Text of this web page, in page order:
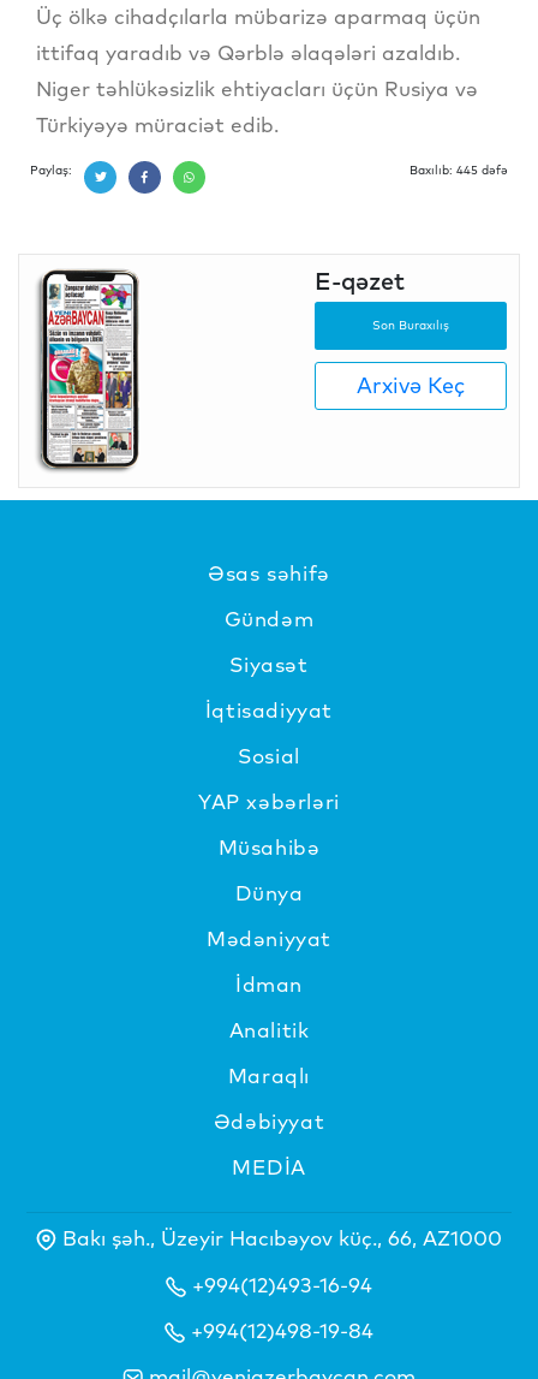
Üç ölkə cihadçılarla mübarizə aparmaq üçün
ittifaq yaradıb və Qərblə əlaqələri azaldıb.
Niger təhlükəsizlik ehtiyacları üçün Rusiya və
Türkiyəyə müraciət edib.
Paylaş: Baxılıb: 445 dəfə
E-qəzet
Son Buraxılış
Arxivə Keç
Əsas səhifə
Gündəm
Siyasət
İqtisadiyyat
Sosial
YAP xəbərləri
Müsahibə
Dünya
Mədəniyyat
İdman
Analitik
Maraqlı
Ədəbiyyat
MEDİA
Bakı şəh., Üzeyir Hacıbəyov küç., 66, AZ1000
+994(12)493-16-94
+994(12)498-19-84